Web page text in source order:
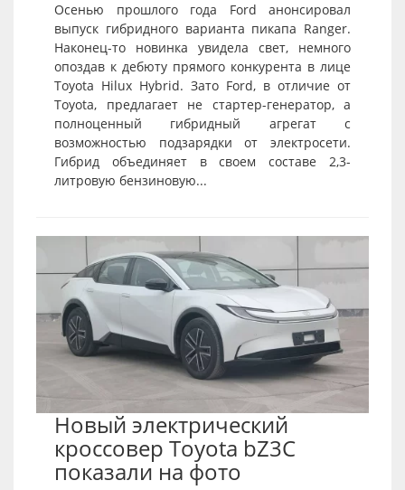
Осенью прошлого года Ford анонсировал
выпуск гибридного варианта пикапа Ranger.
Наконец-то новинка увидела свет, немного
опоздав к дебюту прямого конкурента в лице
Toyota Hilux Hybrid. Зато Ford, в отличие от
Toyota, предлагает не стартер-генератор, а
полноценный гибридный агрегат с
возможностью подзарядки от электросети.
Гибрид объединяет в своем составе 2,3-
литровую бензиновую...
Новый электрический
кроссовер Toyota bZ3C
показали на фото